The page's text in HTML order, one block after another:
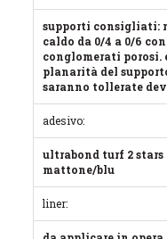
supporti consigliati:
caldo da 0/4 a 0/6
conglomerati porosi.
planarità del
saranno tollerate
adesivo:
ultrabond turf 2 stars
mattone/blu
liner: